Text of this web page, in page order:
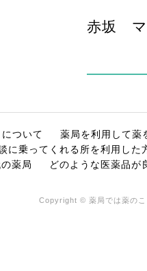
赤坂 マ
ついて
薬局を利用して薬
に乗ってくれる所を利用した
薬局
どのような医薬品が
Copyright © 薬局では薬の